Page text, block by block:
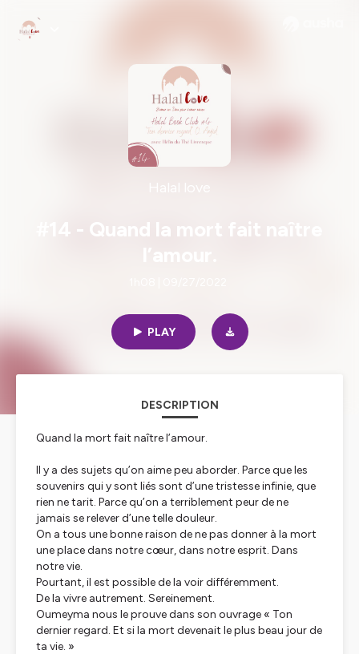
Halal love
#14 - Quand la mort fait naître
PLAY
DESCRIPTION
Quand la mort fait naître l’amour.
Il y a des sujets qu’on aime peu aborder. Parce que les
souvenirs qui y sont liés sont d’une tristesse infinie, que
rien ne tarit. Parce qu’on a terriblement peur de ne
jamais se relever d’une telle douleur.
On a tous une bonne raison de ne pas donner à la mort
une place dans notre cœur, dans notre esprit. Dans
notre vie.
Pourtant, il est possible de la voir différemment.
De la vivre autrement. Sereinement.
Oumeyma nous le prouve dans son ouvrage « Ton
dernier regard. Et si la mort devenait le plus beau jour de
ta vie. »